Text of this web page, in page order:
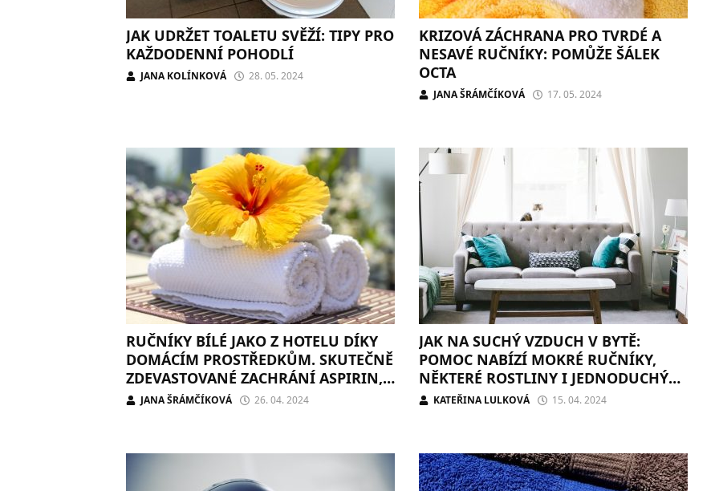
JAK UDRŽET TOALETU SVĚŽÍ: TIPY PRO
KAŽDODENNÍ POHODLÍ
JANA KOLÍNKOVÁ 28. 05. 2024
KRIZOVÁ ZÁCHRANA PRO TVRDÉ A
NESAVÉ RUČNÍKY: POMŮŽE ŠÁLEK
OCTA
JANA ŠRÁMČÍKOVÁ 17. 05. 2024
RUČNÍKY BÍLÉ JAKO Z HOTELU DÍKY
DOMÁCÍM PROSTŘEDKŮM. SKUTEČNĚ
ZDEVASTOVANÉ ZACHRÁNÍ ASPIRIN,
JINAK STAČÍ JEDLÁ SODA
JANA ŠRÁMČÍKOVÁ 26. 04. 2024
JAK NA SUCHÝ VZDUCH V BYTĚ:
POMOC NABÍZÍ MOKRÉ RUČNÍKY,
NĚKTERÉ ROSTLINY I JEDNODUCHÝ
ODPAŘOVAČ
KATEŘINA LULKOVÁ 15. 04. 2024